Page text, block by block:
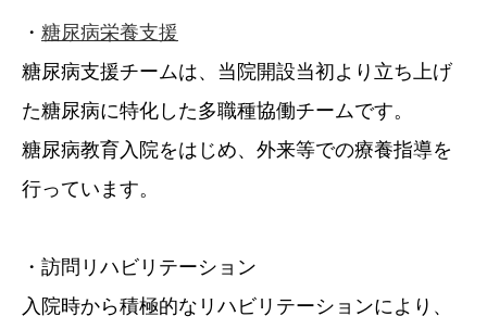
・ 糖尿病栄養支援
糖尿病支援チームは、当院開設当初より立ち上げ
た糖尿病に特化した多職種協働チームです。
糖尿病教育入院をはじめ、外来等での療養指導を
行っています。
・訪問リハビリテーション
入院時から積極的なリハビリテーションにより、